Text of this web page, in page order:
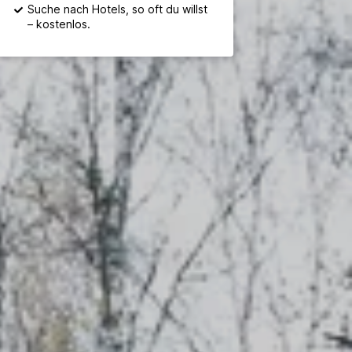
Suche nach Hotels, so oft du willst
– kostenlos.